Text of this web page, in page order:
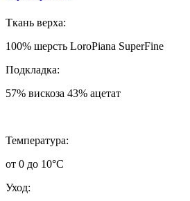
Ткань верха:
100% шерсть LoroPiana SuperFine
Подкладка:
57% вискоза 43% ацетат
Температура:
от 0 до 10°C
Уход: